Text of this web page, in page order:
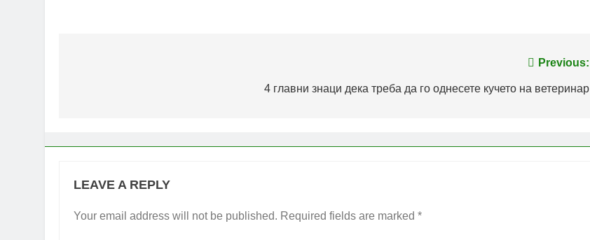
Previous:
4 главни знаци дека треба да го однесете кучето на ветеринар
LEAVE A REPLY
Your email address will not be published. Required fields are marked *